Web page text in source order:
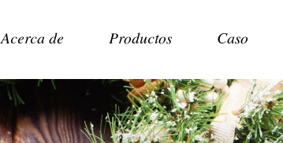
Acerca de Productos Caso